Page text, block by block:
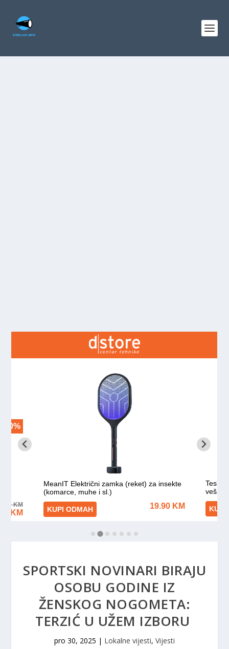
SPORTSKI NOVINARI BIRAJU
OSOBU GODINE IZ
ŽENSKOG NOGOMETA:
TERZIĆ U UŽEM IZBORU
pro 30, 2025 | Lokalne vijesti, Vijesti